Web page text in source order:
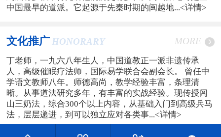
中国最早的道派。它起源于先秦时期的闽越地...<详情>
文化推广 HONORARY MORE
丁老师，一九六八年生人，中国道教正一派非遗传承
人，高级催眠疗法师，国际易学联合会副会长。 曾任中
学语文教师八年。师德高尚，教学经验丰富，条理清
晰。从事道法研究多年，有丰富的实战经验。现传授闾
山三奶法，综合300个以上内容，从基础入门到高级兵马
法，层层递进，到可以独立应对各类事...<详情>